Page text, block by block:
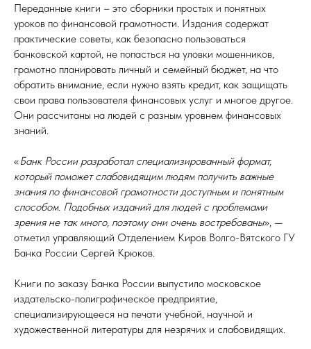
Переданные книги – это сборники простых и понятных
уроков по финансовой грамотности. Издания содержат
практические советы, как безопасно пользоваться
банковской картой, не попасться на уловки мошенников,
грамотно планировать личный и семейный бюджет, на что
обратить внимание, если нужно взять кредит, как защищать
свои права пользователя финансовых услуг и многое другое.
Они рассчитаны на людей с разным уровнем финансовых
знаний.
«Банк России разработал специализированный формат,
который поможет слабовидящим людям получить важные
знания по финансовой грамотности доступным и понятным
способом. Подобных изданий для людей с проблемами
зрения не так много, поэтому они очень востребованы», —
отметил управляющий Отделением Киров Волго-Вятского ГУ
Банка России Сергей Крюков.
Книги по заказу Банка России выпустило московское
издательско-полиграфическое предприятие,
специализирующееся на печати учебной, научной и
художественной литературы для незрячих и слабовидящих.